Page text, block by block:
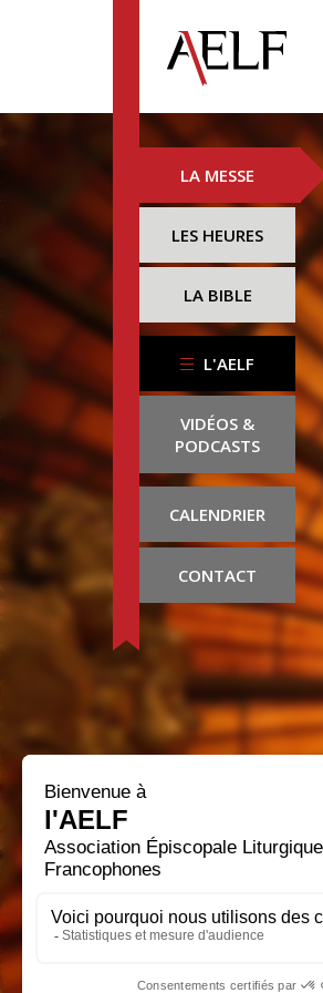
LA MESSE
LES HEURES
LA BIBLE
L'AELF
VIDÉOS &
PODCASTS
CALENDRIER
CONTACT